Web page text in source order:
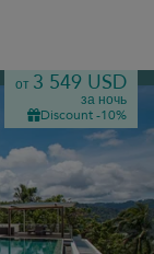
от 3 549 USD
за ночь
Discount -10%